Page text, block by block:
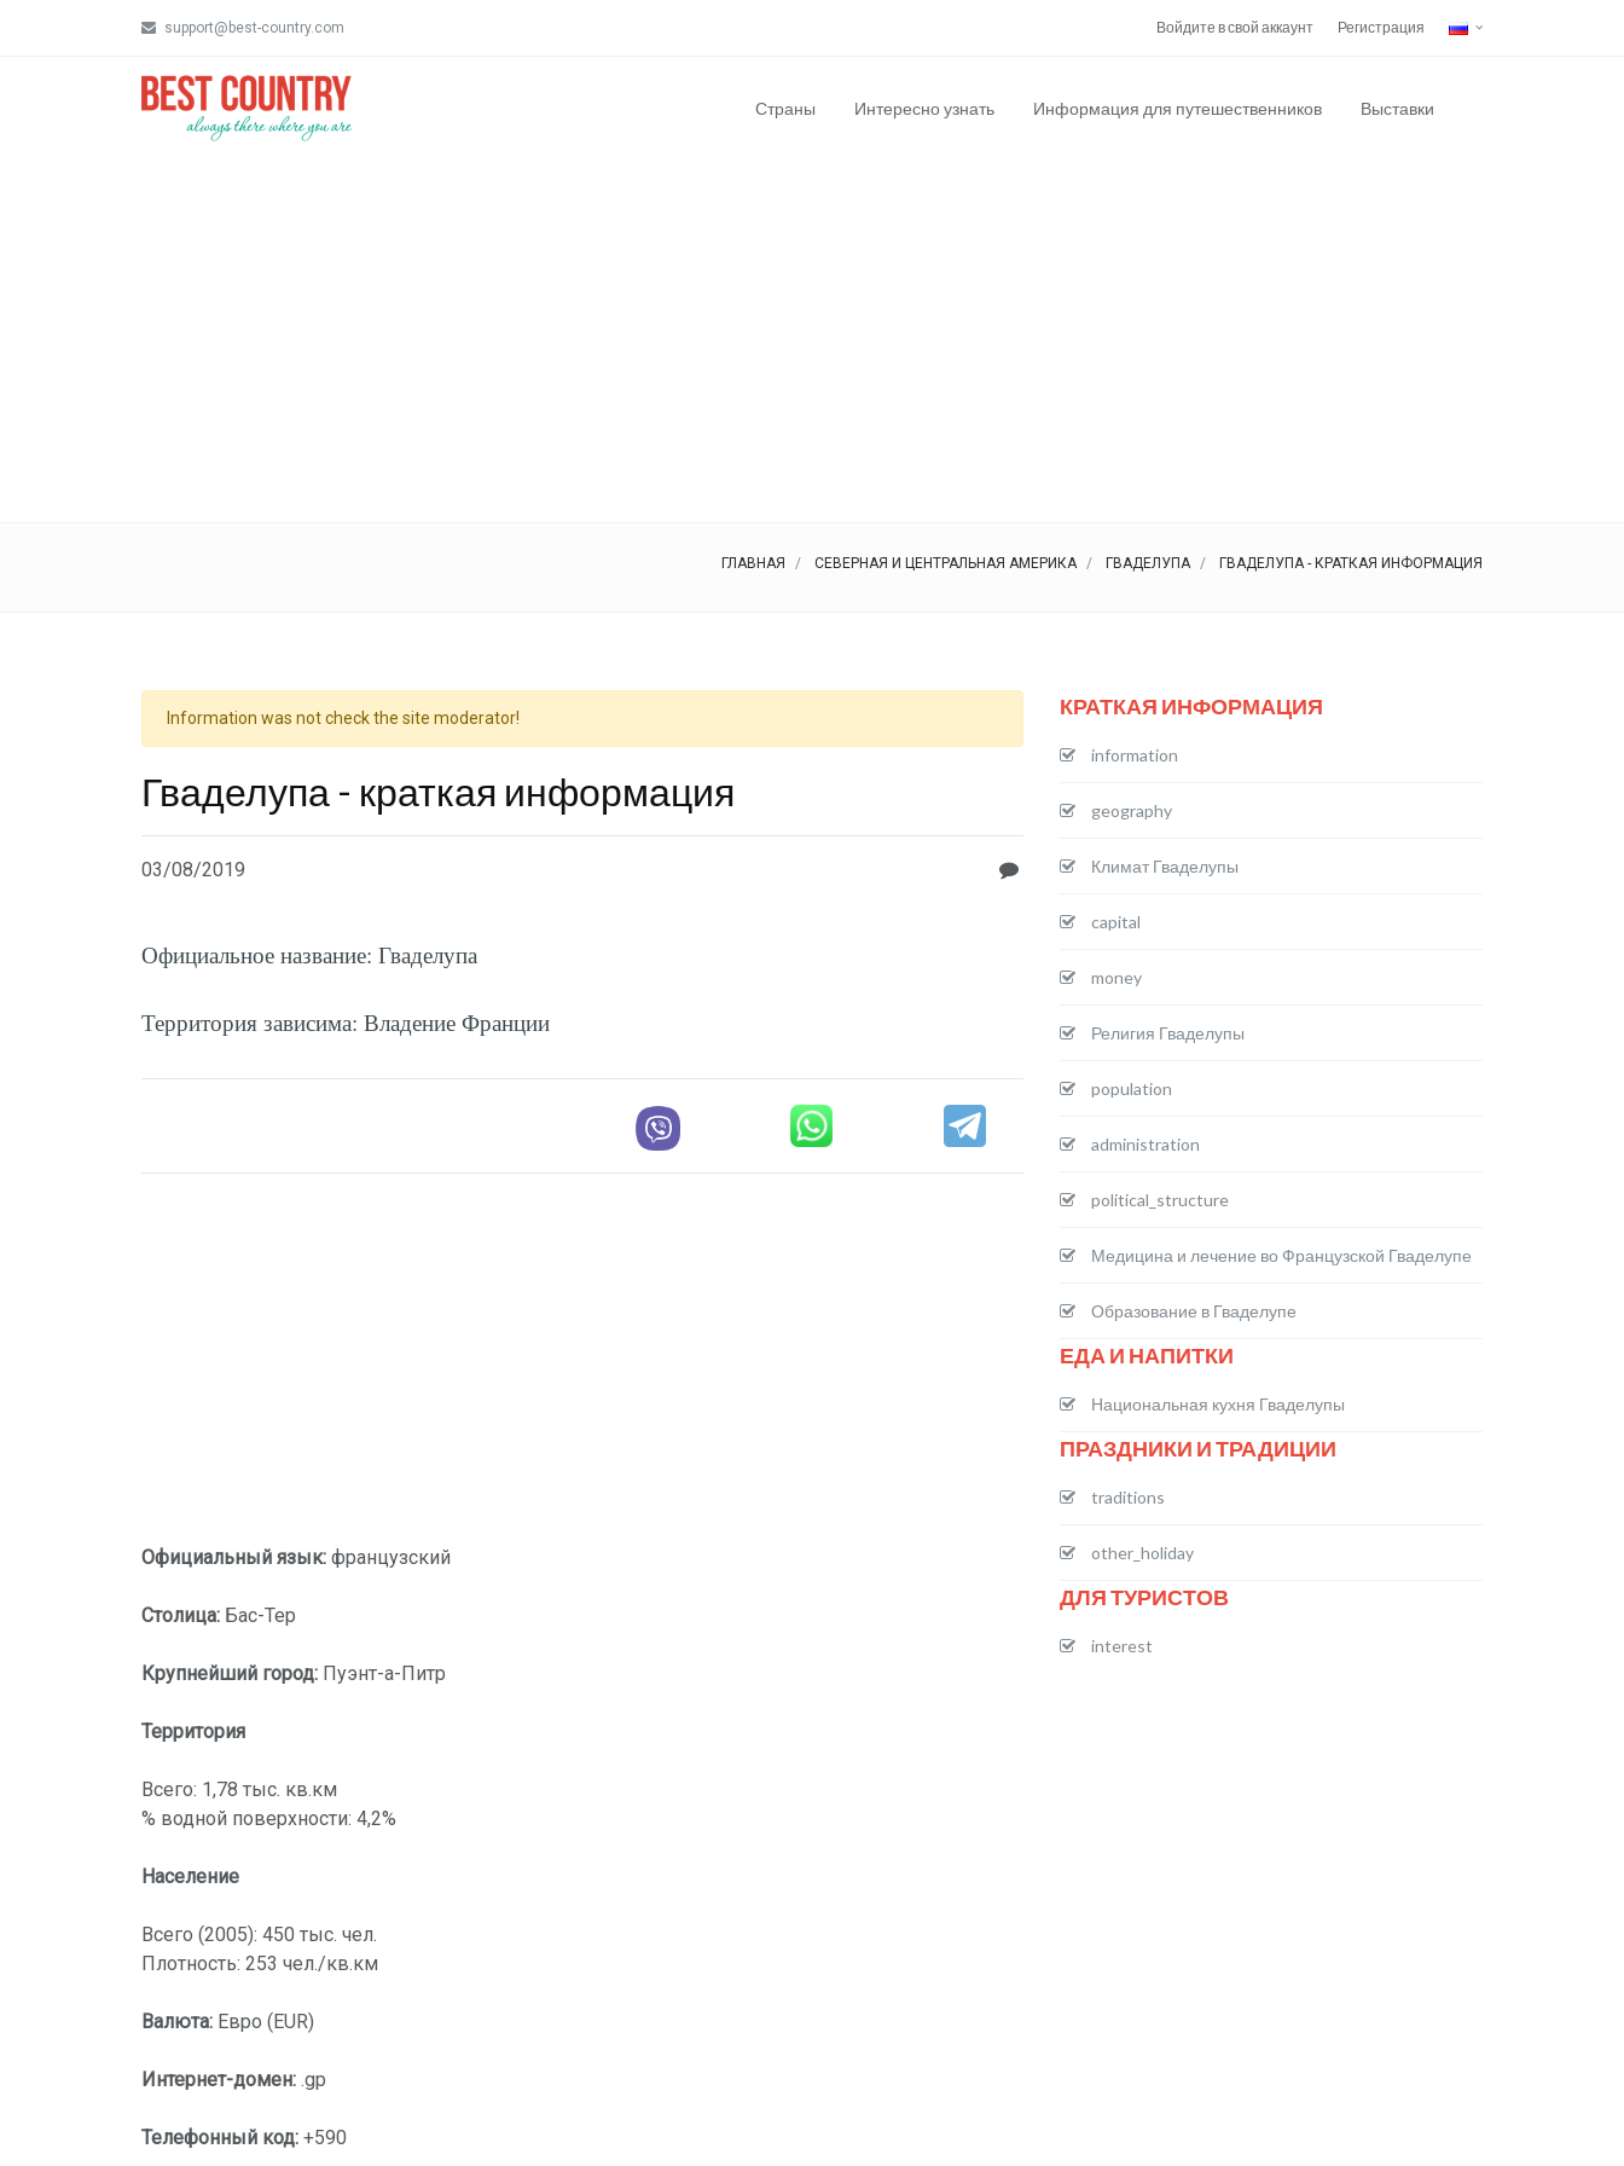
support@best-country.com Войдите в свой аккаунт Регистрация
Страны Интересно узнать Информация для путешественников Выставки
ГЛАВНАЯ СЕВЕРНАЯ И ЦЕНТРАЛЬНАЯ АМЕРИКА ГВАДЕЛУПА ГВАДЕЛУПА - КРАТКАЯ ИНФОРМАЦИЯ
Information was not check the site moderator!
Гваделупа - краткая информация
03/08/2019
Официальное название: Гваделупа
Территория зависима: Владение Франции
Официальный язык: французский
Столица: Бас-Тер
Крупнейший город: Пуэнт-а-Питр
Территория
Всего: 1,78 тыс. кв.км
% водной поверхности: 4,2%
Население
Всего (2005): 450 тыс. чел.
Плотность: 253 чел./кв.км
Валюта: Евро (EUR)
Интернет-домен: .gp
Телефонный код: +590
КРАТКАЯ ИНФОРМАЦИЯ
information
geography
Климат Гваделупы
capital
money
Религия Гваделупы
population
administration
political_structure
Медицина и лечение во Французской Гваделупе
Образование в Гваделупе
ЕДА И НАПИТКИ
Национальная кухня Гваделупы
ПРАЗДНИКИ И ТРАДИЦИИ
traditions
other_holiday
ДЛЯ ТУРИСТОВ
interest